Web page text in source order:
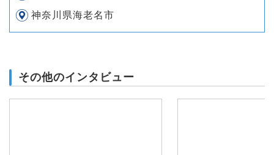
神奈川県海老名市
その他のインタビュー